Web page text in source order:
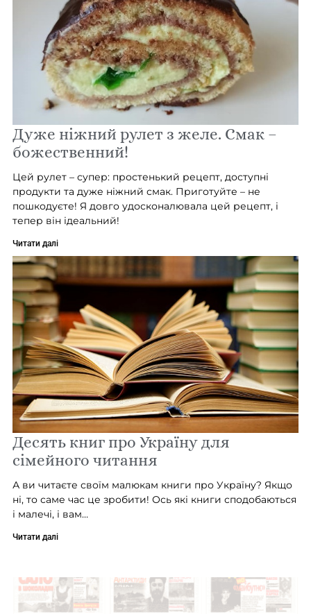
Дуже ніжний рулет з желе. Смак –
божественний!
Цей рулет – супер: простенький рецепт, доступні
продукти та дуже ніжний смак. Приготуйте – не
пошкодуєте! Я довго удосконалювала цей рецепт, і
тепер він ідеальний!
Читати далі
Десять книг про Україну для
сімейного читання
А ви читаєте своїм малюкам книги про Україну? Якщо
ні, то саме час це зробити! Ось які книги сподобаються
і малечі, і вам…
Читати далі